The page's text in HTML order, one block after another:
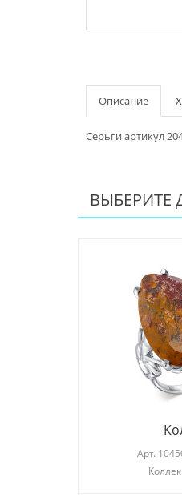
Описание
Серьги артикул
ВЫБЕРИТЕ
Арт.